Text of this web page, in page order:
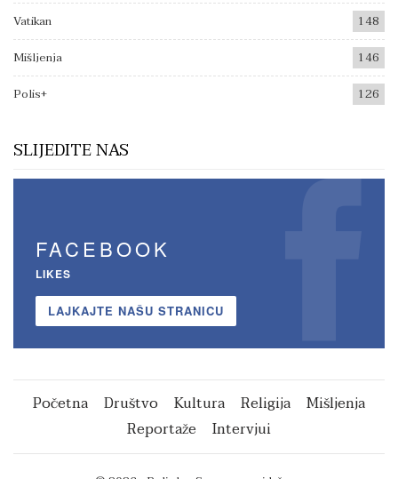
Vatikan
148
Mišljenja
146
Polis+
126
SLIJEDITE NAS
FACEBOOK
LIKES
LAJKAJTE NAŠU STRANICU
Početna Društvo Kultura Religija
Mišljenja
Reportaže
Intervjui